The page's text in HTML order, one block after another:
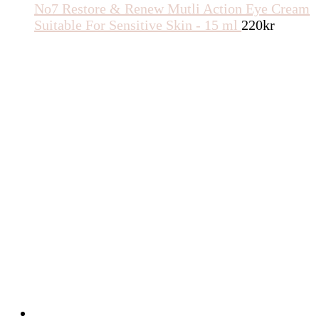
No7 Restore & Renew Mutli Action Eye Cream
Suitable For Sensitive Skin - 15 ml 220kr